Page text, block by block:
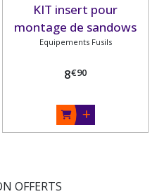
KIT insert pour
montage de sandows
avec Dyneema
Equipements Fusils
8€90
OFFERTS